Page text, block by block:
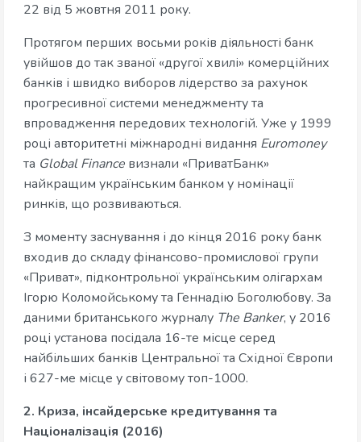
22 від 5 жовтня 2011 року.
Протягом перших восьми років діяльності банк
увійшов до так званої «другої хвилі» комерційних
банків і швидко виборов лідерство за рахунок
прогресивної системи менеджменту та
впровадження передових технологій. Уже у 1999
році авторитетні міжнародні видання Euromoney
та Global Finance визнали «ПриватБанк»
найкращим українським банком у номінації
ринків, що розвиваються.
З моменту заснування і до кінця 2016 року банк
входив до складу фінансово-промислової групи
«Приват», підконтрольної українським олігархам
Ігорю Коломойському та Геннадію Боголюбову. За
даними британського журналу The Banker, у 2016
році установа посідала 16-те місце серед
найбільших банків Центральної та Східної Європи
і 627-ме місце у світовому топ-1000.
2. Криза, інсайдерське кредитування та
Націоналізація (2016)